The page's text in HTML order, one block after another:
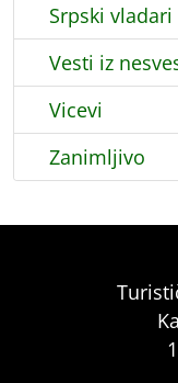
Srpski vladari
Vesti iz
Vicevi
Zanimljivo